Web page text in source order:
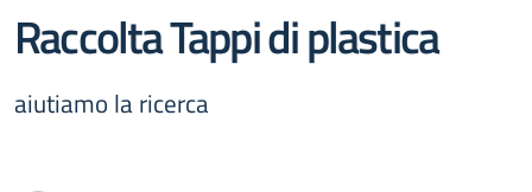
Raccolta Tappi di plastica
aiutiamo la ricerca